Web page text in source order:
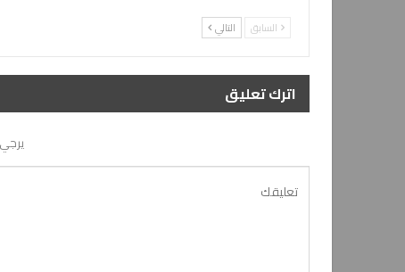
السابق التالي
اترك تعليق